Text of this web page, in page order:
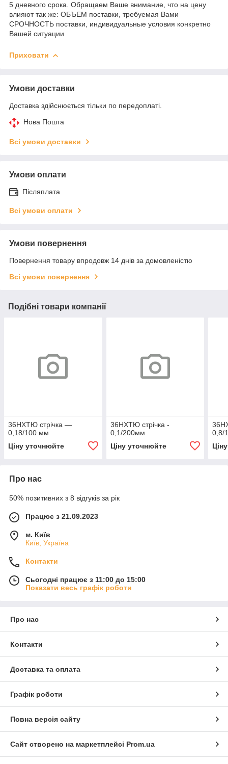
5 дневного срока. Обращаем Ваше внимание, что на цену
влияют так же: ОБЪЕМ поставки, требуемая Вами
СРОЧНОСТЬ поставки, индивидуальные условия конкретно
Вашей ситуации
Приховати
Умови доставки
Доставка здійснюється тільки по передоплаті.
Нова Пошта
Всі умови доставки
Умови оплати
Післяплата
Всі умови оплати
Умови повернення
Повернення товару впродовж 14 днів за домовленістю
Всі умови повернення
Подібні товари компанії
36НХТЮ стрічка —
0,18/100 мм
Ціну уточнюйте
36НХТЮ стрічка -
0,1/200мм
Ціну уточнюйте
0,8/
Про нас
50% позитивних з 8 відгуків за рік
Працює з 21.09.2023
м. Київ
Київ, Україна
Контакти
Сьогодні працює з 11:00 до 15:00
Показати весь графік роботи
Про нас
Контакти
Доставка та оплата
Графік роботи
Повна версія сайту
Сайт створено на маркетплейсі Prom.ua